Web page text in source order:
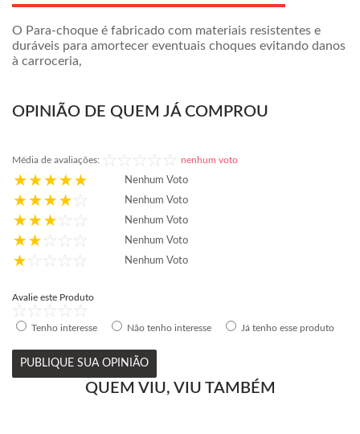
O Para-choque é fabricado com materiais resistentes e
duráveis para amortecer eventuais choques evitando danos
à carroceria,
OPINIÃO DE QUEM JÁ COMPROU
Média de avaliações: nenhum voto
Nenhum Voto
Nenhum Voto
Nenhum Voto
Nenhum Voto
Nenhum Voto
Avalie este Produto
Tenho interesse Não tenho interesse Já tenho esse produto
PUBLIQUE SUA OPINIÃO
QUEM VIU, VIU TAMBÉM